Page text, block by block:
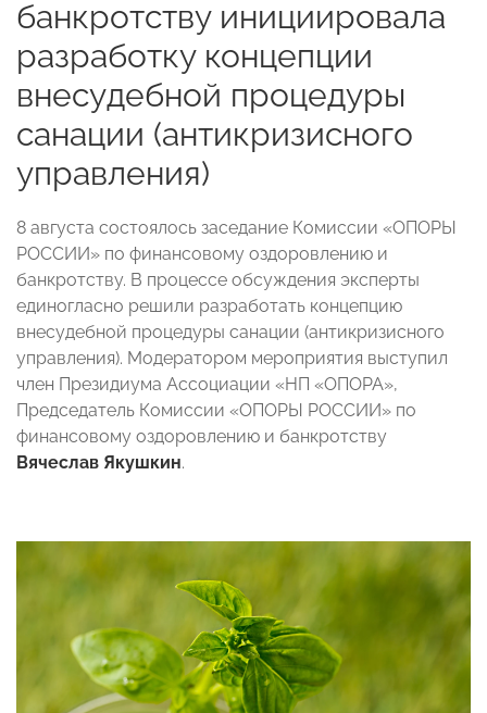
банкротству инициировала
разработку концепции
внесудебной процедуры
санации (антикризисного
управления)
8 августа состоялось заседание Комиссии «ОПОРЫ
РОССИИ» по финансовому оздоровлению и
банкротству. В процессе обсуждения эксперты
единогласно решили разработать концепцию
внесудебной процедуры санации (антикризисного
управления). Модератором мероприятия выступил
член Президиума Ассоциации «НП «ОПОРА»,
Председатель Комиссии «ОПОРЫ РОССИИ» по
финансовому оздоровлению и банкротству
Вячеслав Якушкин.